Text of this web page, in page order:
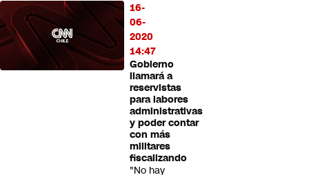
16-
06-
2020
14:47
Gobierno
llamará a
reservistas
para labores
administrativas
y poder contar
con más
militares
fiscalizando
"No hay